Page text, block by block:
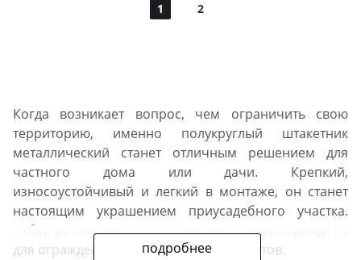
1 2
подробнее
Когда возникает вопрос, чем ограничить свою
территорию, именно полукруглый штакетник
металлический станет отличным решением для
частного дома или дачи. Крепкий,
износоустойчивый и легкий в монтаже, он станет
настоящим украшением приусадебного участка.
Забор из полукруглого штакетника также подойдет и
для ограждения промышленных объектов.